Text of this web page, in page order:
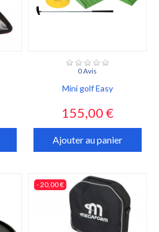
0 Avis
Mini golf Easy
Prix
155,00 €
Ajouter au panier
- 20,00 €